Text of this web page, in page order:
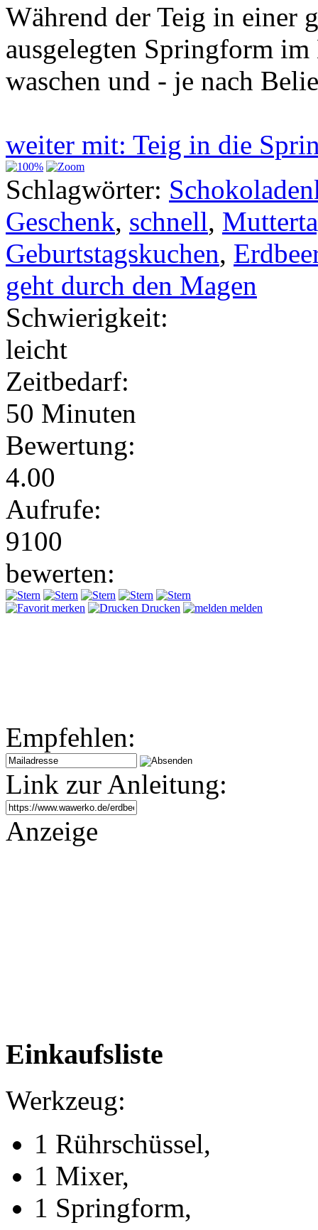
Während der Teig in einer
ausgelegten Springform
waschen und - je nach
weiter mit: Teig in die
Schlagwörter:
Geschenk, schnell,
Geburtstagskuchen,
geht durch den Magen
Schwierigkeit:
leicht
Zeitbedarf:
50 Minuten
Bewertung:
4.00
Aufrufe:
9100
bewerten:
merken Drucken melden
Empfehlen:
Link zur Anleitung:
Anzeige
Einkaufsliste
Werkzeug:
1 Rührschüssel,
1 Mixer,
1 Springform,